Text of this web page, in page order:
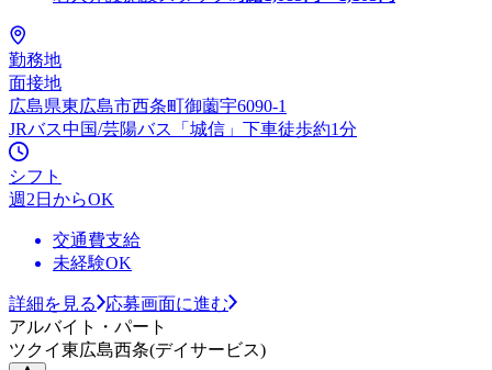
勤務地
面接地
広島県東広島市西条町御薗宇6090-1
JRバス中国/芸陽バス「城信」下車徒歩約1分
シフト
週2日からOK
交通費支給
未経験OK
詳細を見る
応募画面に進む
アルバイト・パート
ツクイ東広島西条(デイサービス)